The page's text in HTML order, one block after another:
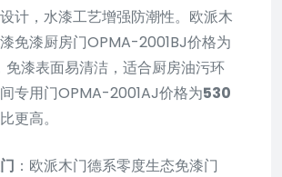
计，水漆工艺增强防潮性。欧派木
免漆厨房门OPMA-2001BJ价格为
免漆表面易清洁，适合厨房油污环
专用门OPMA-2001AJ价格为530
更高。
：欧派木门德系零度生态免漆门